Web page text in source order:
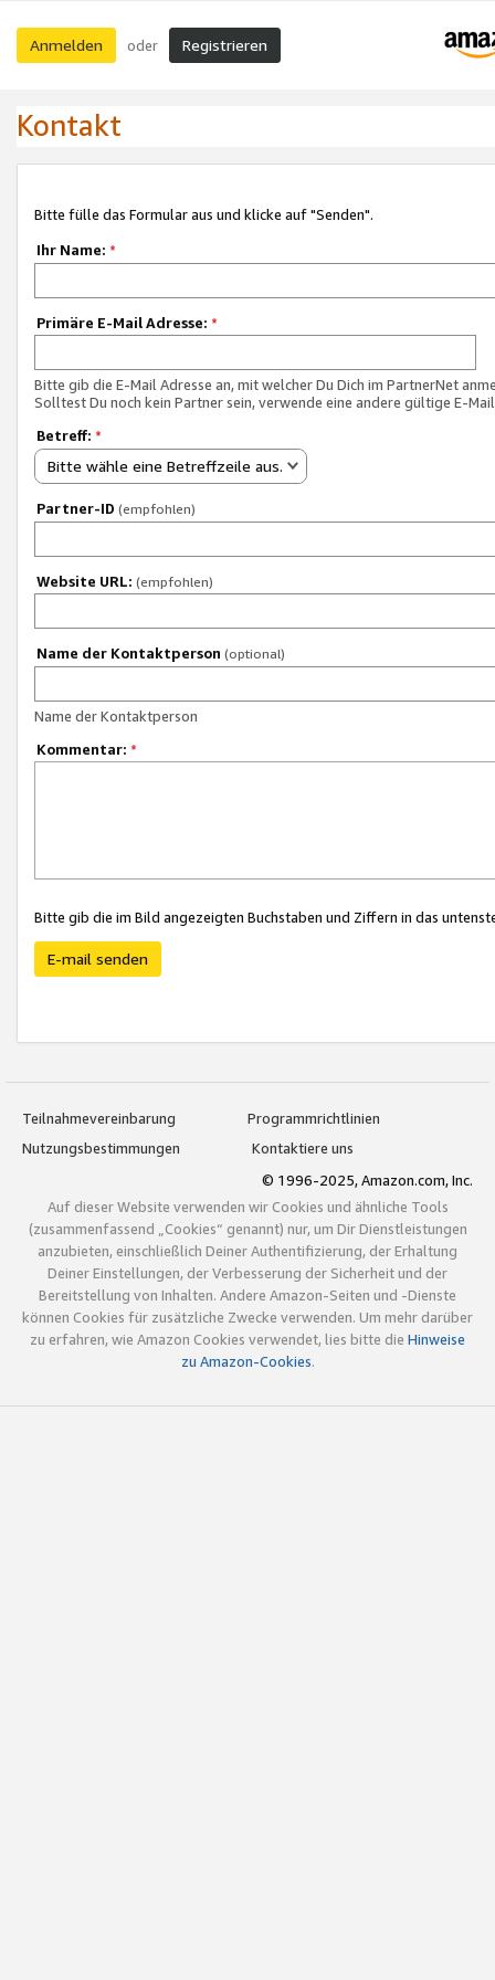
Anmelden oder Registrieren
Kontakt
Bitte fülle das Formular aus und klicke auf "Senden".
Ihr Name: *
Primäre E-Mail Adresse: *
Bitte gib die E-Mail Adresse an, mit welcher Du Dich im PartnerNet
Solltest Du noch kein Partner sein, verwende eine andere gültige E-
Betreff: *
Bitte wähle eine Betreffzeile aus.
Partner-ID (empfohlen)
Website URL: (empfohlen)
Name der Kontaktperson (optional)
Name der Kontaktperson
Kommentar: *
Bitte gib die im Bild angezeigten Buchstaben und Ziffern in das
E-mail senden
Teilnahmevereinbarung
Programmrichtlinien
Nutzungsbestimmungen
Kontaktiere uns
© 1996-2025, Amazon.com, Inc.
Auf dieser Website verwenden wir Cookies und ähnliche Tools
(zusammenfassend „Cookies“ genannt) nur, um Dir Dienstleistungen
anzubieten, einschließlich Deiner Authentifizierung, der Erhaltung
Deiner Einstellungen, der Verbesserung der Sicherheit und der
Bereitstellung von Inhalten. Andere Amazon-Seiten und -Dienste
können Cookies für zusätzliche Zwecke verwenden. Um mehr darüber
zu erfahren, wie Amazon Cookies verwendet, lies bitte die Hinweise
zu Amazon-Cookies.